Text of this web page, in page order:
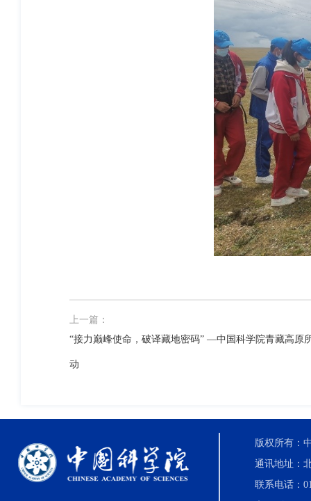
上一篇：
“接力巅峰使命，破译藏地密码” —中国科学院青藏高原
动
版权所有：
通讯地址：
联系电话：